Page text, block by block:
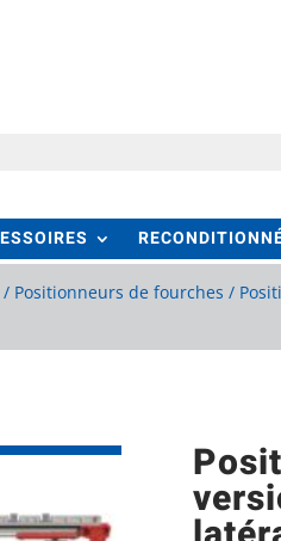
/ Positionneurs de fourches /